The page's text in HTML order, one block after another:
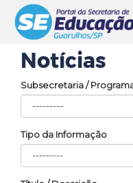
Notícias
Subsecretaria /
Tipo da Informação